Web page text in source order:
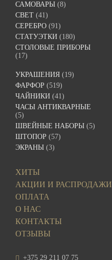
САМОВАРЫ (8)
СВЕТ (41)
СЕРЕБРО (91)
СТАТУЭТКИ (180)
СТОЛОВЫЕ ПРИБОРЫ
(17)
УКРАШЕНИЯ (19)
ФАРФОР (519)
ЧАЙНИКИ (41)
ЧАСЫ АНТИКВАРНЫЕ
(5)
ШВЕЙНЫЕ НАБОРЫ (5)
ШТОПОР (57)
ЭКРАНЫ (3)
ХИТЫ
АКЦИИ И РАСПРОДАЖИ
ОПЛАТА
О НАС
КОНТАКТЫ
ОТЗЫВЫ
+375 29 211 07 75